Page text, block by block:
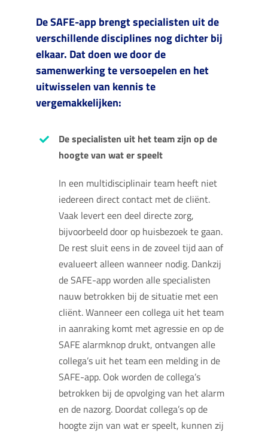
De SAFE-app brengt specialisten uit de
verschillende disciplines nog dichter bij
elkaar. Dat doen we door de
samenwerking te versoepelen en het
uitwisselen van kennis te
vergemakkelijken:
De specialisten uit het team zijn op de
hoogte van wat er speelt
In een multidisciplinair team heeft niet
iedereen direct contact met de cliënt.
Vaak levert een deel directe zorg,
bijvoorbeeld door op huisbezoek te gaan.
De rest sluit eens in de zoveel tijd aan of
evalueert alleen wanneer nodig. Dankzij
de SAFE-app worden alle specialisten
nauw betrokken bij de situatie met een
cliënt. Wanneer een collega uit het team
in aanraking komt met agressie en op de
SAFE alarmknop drukt, ontvangen alle
collega’s uit het team een melding in de
SAFE-app. Ook worden de collega’s
betrokken bij de opvolging van het alarm
en de nazorg. Doordat collega’s op de
hoogte zijn van wat er speelt, kunnen zij